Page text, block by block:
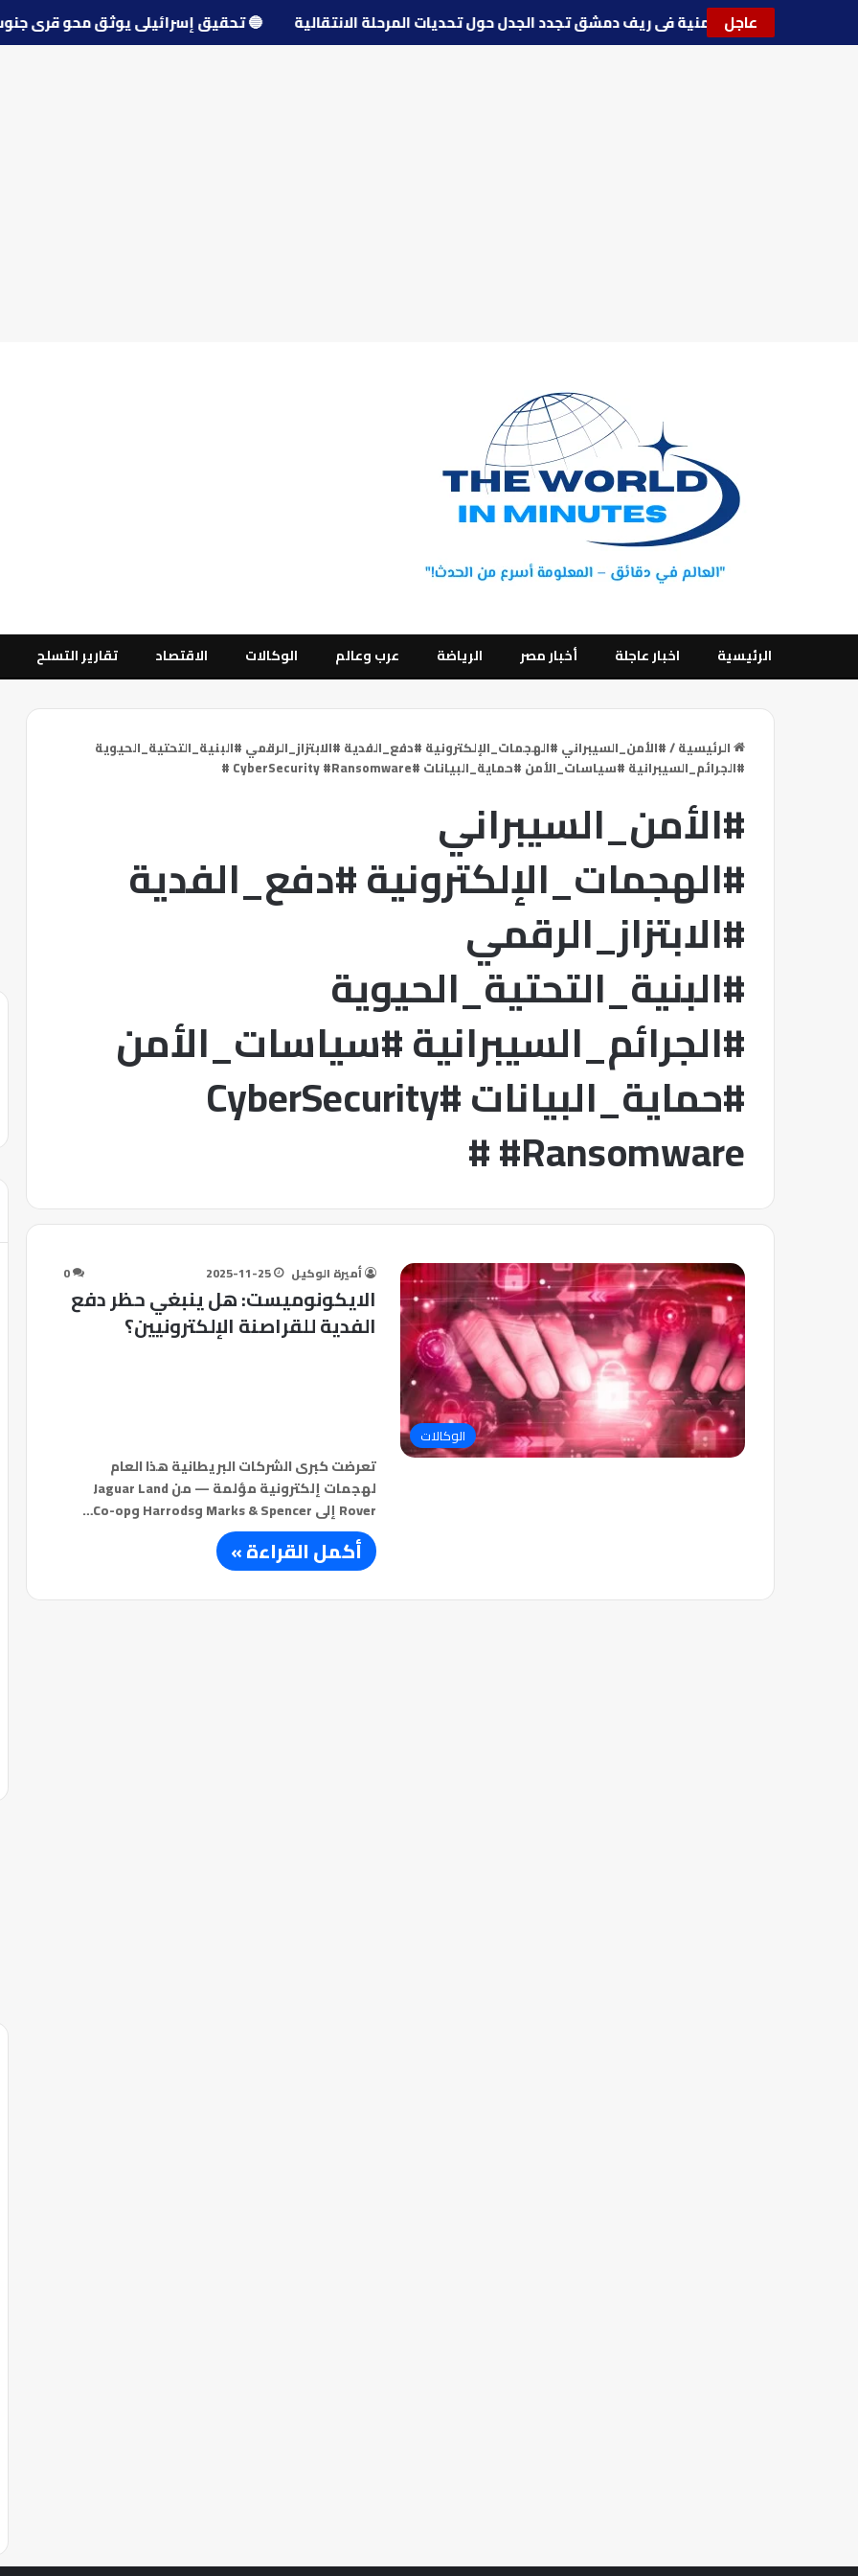
عاجل
🔵توترات أمنية في ريف دمشق تجدد الجدل حول تحديات المرحلة الانتقالية 🔵تحقيق إسرائيلي يوثق محو قرى
الرئيسية اخبار عاجلة أخبار مصر الرياضة عرب وعالم الوكالات الاقتصاد تقارير التسلح
الرئيسية/#الأمن_السيبراني #الهجمات_الإلكترونية #دفع_الفدية #الابتزاز_الرقمي #البنية_التحتية_الحيوية
#الجرائم_السيبرانية #سياسات_الأمن #حماية_البيانات #CyberSecurity #Ransomware #
#الأمن_السيبراني
#الهجمات_الإلكترونية #دفع_الفدية
#الابتزاز_الرقمي
#البنية_التحتية_الحيوية
#الجرائم_السيبرانية #سياسات_الأمن
#حماية_البيانات #CyberSecurity
#Ransomware #
الوكالات
أميرة الوكيل 2025-11-25
0
الايكونوميست: هل ينبغي حظر دفع
الفدية للقراصنة الإلكترونيين؟
تعرضت كبرى الشركات البريطانية هذا العام
لهجمات إلكترونية مؤلمة — من Jaguar Land
Rover إلى Marks & Spencer وHarrods وCo-op…
أكمل القراءة »